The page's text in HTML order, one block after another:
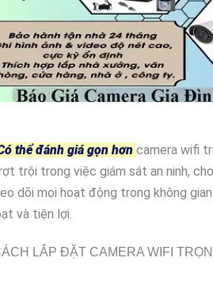
thể đánh giá gọn hơn camera wifi
trội trong việc giám sát an ninh,
dõi mọi hoạt động trong không
và tiện lợi.
LẮP ĐẶT CAMERA WIFI